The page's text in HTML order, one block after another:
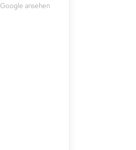
ansehen